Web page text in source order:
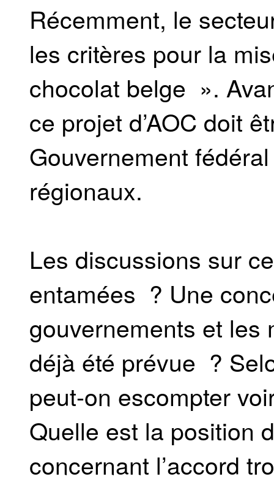
Récemment, le
les critères pour la
chocolat belge ».
ce projet d’AOC doit
Gouvernement
régionaux.
Les discussions sur
entamées ? Une
gouvernements et les
déjà été prévue ?
peut-on escompter
Quelle est la position
concernant l’accord